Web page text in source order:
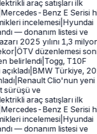
araç satışları ilk
Mercedes-Benz E Serisi
incelemesi| Hyundai
— donanım listesi ve
2025 yılını 1,3 milyon
| ÖTV düzenlemesi
belirlendi| Togg, T10F
| BMW Türkiye,
| Renault Clio'nun yeni
sürüşü ve
araç satışları ilk
Mercedes-Benz E Serisi
incelemesi| Hyundai
— donanım listesi ve